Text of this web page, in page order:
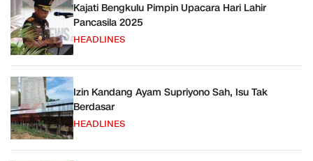
Kajati Bengkulu Pimpin Upacara Hari Lahir
Pancasila 2025
HEADLINES
Izin Kandang Ayam Supriyono Sah, Isu Tak
Berdasar
HEADLINES